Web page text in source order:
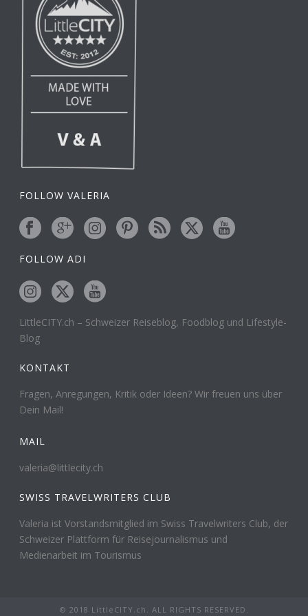
FOLLOW VALERIA
FOLLOW ADI
LittleCITY.ch – Schweizer Reiseblog, Foodblog und Lifestyle-
Blog
KONTAKT
Fragen, Anregungen, Kritik oder Ideen? Wir freuen uns über
Dein Mail!
MAIL
valeria@littlecity.ch
SWISS TRAVELWRITERS CLUB
Valeria ist Vorstandsmitglied im Swiss Travelwriters Club, der
Schweizer Plattform für Reisejournalismus und
Medienarbeit im Tourismus
© 2018 LittleCITY.ch. ALL RIGHTS RESERVED.